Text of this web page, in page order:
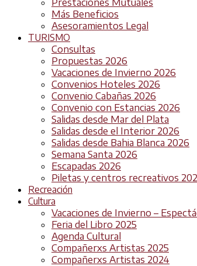
Prestaciones Mutuales
Más Beneficios
Asesoramientos Legal
TURISMO
Consultas
Propuestas 2026
Vacaciones de Invierno 2026
Convenios Hoteles 2026
Convenio Cabañas 2026
Convenio con Estancias 2026
Salidas desde Mar del Plata
Salidas desde el Interior 2026
Salidas desde Bahia Blanca 2026
Semana Santa 2026
Escapadas 2026
Piletas y centros recreativos
Recreación
Cultura
Vacaciones de Invierno –
Feria del Libro 2025
Agenda Cultural
Compañerxs Artistas 2025
Compañerxs Artistas 2024